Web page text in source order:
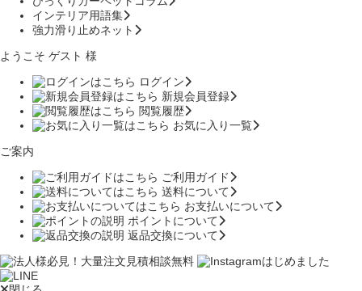
インテリア用語集
強力滑り止めネット
ようこそ ゲスト 様
ログイン
新規会員登録
閲覧履歴
お気に入り一覧
ご案内
ご利用ガイド
送料について
お支払いについて
ポイントについて
返品交換について